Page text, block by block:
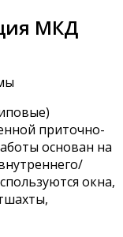
МКД
приточно-
основан на
окна,